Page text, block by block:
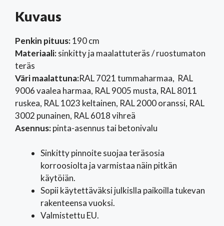
Kuvaus
Penkin pituus:190 cm
Materiaali:sinkitty ja maalattuteräs / ruostumaton
teräs
Väri maalattuna:RAL 7021 tummaharmaa, RAL
9006 vaalea harmaa, RAL 9005 musta, RAL 8011
ruskea, RAL 1023 keltainen, RAL 2000 oranssi, RAL
3002 punainen, RAL 6018 vihreä
Asennus:pinta-asennus tai betonivalu
Sinkitty pinnoite suojaa teräsosia
korroosiolta ja varmistaa näin pitkän
käytöiän.
Sopii käytettäväksi julkislla paikoilla tukevan
rakenteensa vuoksi.
Valmistettu EU.